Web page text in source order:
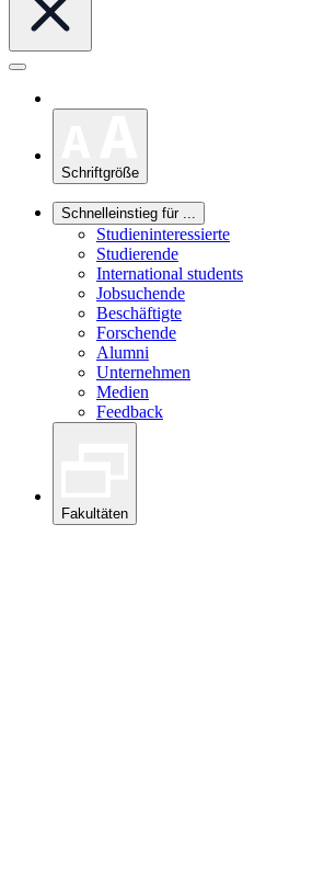
Schriftgröße
Schnelleinstieg für ...
Studieninteressierte
Studierende
International students
Jobsuchende
Beschäftigte
Forschende
Alumni
Unternehmen
Medien
Feedback
Fakultäten